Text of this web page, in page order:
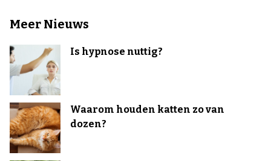
Meer Nieuws
Is hypnose nuttig?
Waarom houden katten zo van
dozen?